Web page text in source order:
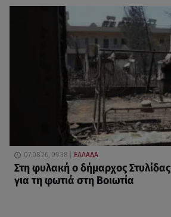
07.08.26, 09:38 ΕΛΛΑΔΑ
Στη φυλακή ο δήμαρχος
για τη φωτιά στη Βοιωτία